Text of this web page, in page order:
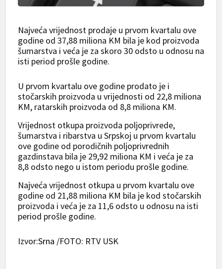
Najveća vrijednost prodaje u prvom kvartalu ove
godine od 37,88 miliona KM bila je kod proizvoda
šumarstva i veća je za skoro 30 odsto u odnosu na
isti period prošle godine.
U prvom kvartalu ove godine prodato je i
stočarskih proizvoda u vrijednosti od 22,8 miliona
KM, ratarskih proizvoda od 8,8 miliona KM.
Vrijednost otkupa proizvoda poljoprivrede,
šumarstva i ribarstva u Srpskoj u prvom kvartalu
ove godine od porodičnih poljoprivrednih
gazdinstava bila je 29,92 miliona KM i veća je za
8,8 odsto nego u istom periodu prošle godine.
Najveća vrijednost otkupa u prvom kvartalu ove
godine od 21,88 miliona KM bila je kod stočarskih
proizvoda i veća je za 11,6 odsto u odnosu na isti
period prošle godine.
Izvor:Srna /FOTO: RTV USK